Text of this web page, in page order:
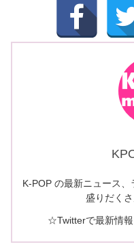
K-POP の最新ニュース
盛りだく
☆Twitterで最新情報